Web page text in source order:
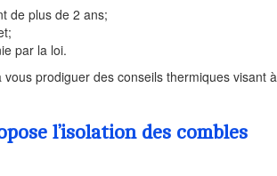
de plus de 2 ans;
par la loi.
prodiguer des conseils thermiques visant à
l’isolation des combles